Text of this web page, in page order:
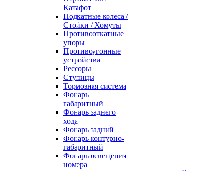
Катафот
Подкатные колеса /
Стойки / Хомуты
Противооткатные
упоры
Противоугонные
устройства
Рессоры
Ступицы
Тормозная система
Фонарь
габаритный
Фонарь заднего
хода
Фонарь задний
Фонарь контурно-
габаритный
Фонарь освещения
номера